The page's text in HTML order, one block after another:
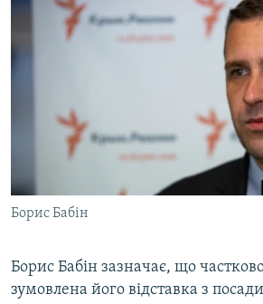
Борис Бабін
Борис Бабін зазначає, що
зумовлена його відставка з